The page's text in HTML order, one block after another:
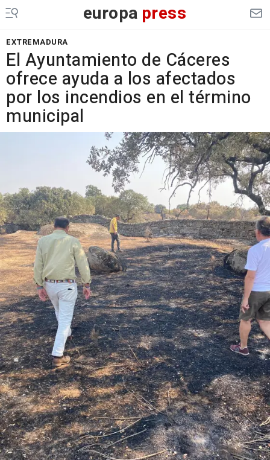
europa press
EXTREMADURA
El Ayuntamiento de Cáceres
ofrece ayuda a los afectados
por los incendios en el término
municipal